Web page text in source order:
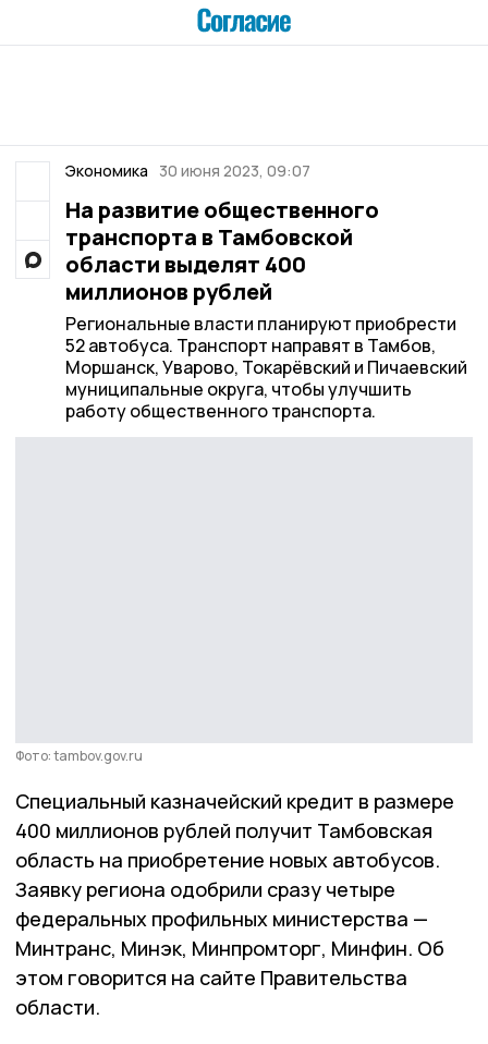
Экономика 30 июня 2023, 09:07
На развитие общественного
транспорта в Тамбовской
области выделят 400
миллионов рублей
Региональные власти планируют приобрести
52 автобуса. Транспорт направят в Тамбов,
Моршанск, Уварово, Токарёвский и Пичаевский
муниципальные округа, чтобы улучшить
работу общественного транспорта.
Фото: tambov.gov.ru
Специальный казначейский кредит в размере
400 миллионов рублей получит Тамбовская
область на приобретение новых автобусов.
Заявку региона одобрили сразу четыре
федеральных профильных министерства —
Минтранс, Минэк, Минпромторг, Минфин. Об
этом говорится на сайте Правительства
области.